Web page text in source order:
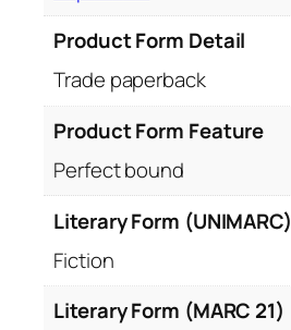
Product Form Detail
Trade paperback
Product Form Feature
Perfect bound
Literary Form (UNIMARC)
Fiction
Literary Form (MARC 21)